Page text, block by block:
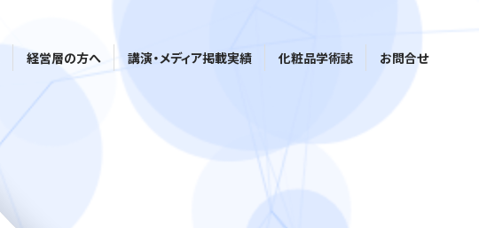
経営層の方へ 講演・メディア掲載実績 化粧品学術誌 お問合せ